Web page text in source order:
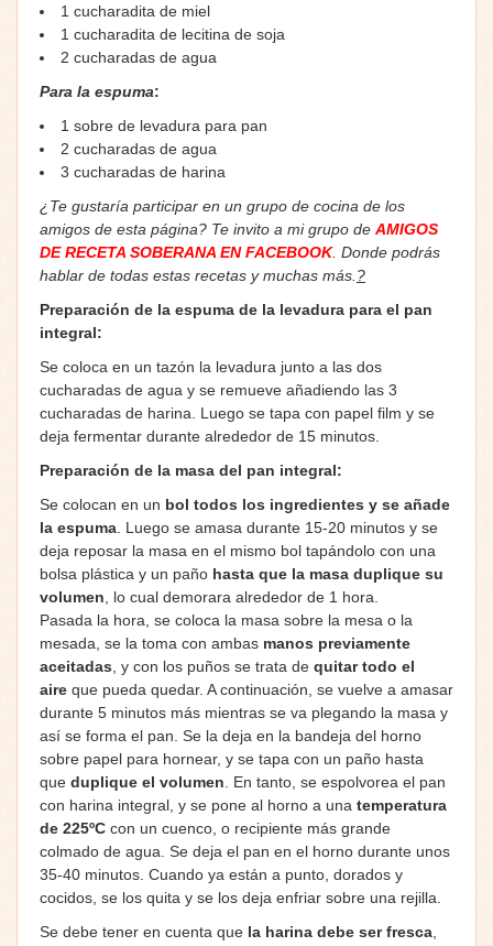
1 cucharadita de miel
1 cucharadita de lecitina de soja
2 cucharadas de agua
Para la espuma:
1 sobre de levadura para pan
2 cucharadas de agua
3 cucharadas de harina
¿Te gustaría participar en un grupo de cocina de los
amigos de esta página? Te invito a mi grupo de AMIGOS
DE RECETA SOBERANA EN FACEBOOK. Donde podrás
hablar de todas estas recetas y muchas más. ?
Preparación de la espuma de la levadura para el pan
integral:
Se coloca en un tazón la levadura junto a las dos
cucharadas de agua y se remueve añadiendo las 3
cucharadas de harina. Luego se tapa con papel film y se
deja fermentar durante alrededor de 15 minutos.
Preparación de la masa del pan integral:
Se colocan en un bol todos los ingredientes y se añade
la espuma . Luego se amasa durante 15-20 minutos y se
deja reposar la masa en el mismo bol tapándolo con una
bolsa plástica y un paño hasta que la masa duplique su
volumen , lo cual demorara alrededor de 1 hora.
Pasada la hora, se coloca la masa sobre la mesa o la
mesada, se la toma con ambas manos previamente
aceitadas , y con los puños se trata de quitar todo el
aire que pueda quedar. A continuación, se vuelve a amasar
durante 5 minutos más mientras se va plegando la masa y
así se forma el pan. Se la deja en la bandeja del horno
sobre papel para hornear, y se tapa con un paño hasta
que duplique el volumen . En tanto, se espolvorea el pan
con harina integral, y se pone al horno a una temperatura
de 225ºC con un cuenco, o recipiente más grande
colmado de agua. Se deja el pan en el horno durante unos
35-40 minutos. Cuando ya están a punto, dorados y
cocidos, se los quita y se los deja enfriar sobre una rejilla.
Se debe tener en cuenta que la harina debe ser fresca